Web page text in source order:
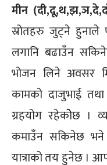
मीन
स्रोतहरु जुट्ने हुनाले
लगानि बढाउँन
भोजन लिने अवसर
कामको दाजुभाई
ग्रहयोग रहेकोेछ ।
कमाउँन सकिनेछ भने
यात्राको तय हुनेछ ।